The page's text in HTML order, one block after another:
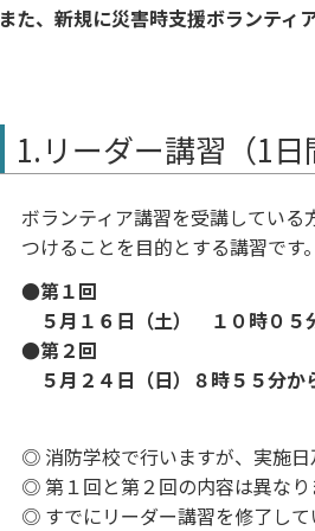
また、新規に災害時支援ボランティ
1.リーダー講習（1
ボランティア講習を受講してい
つけることを目的とする講習です
●第１回
５月１６日（土） １０時０５
●第２回
５月２４日（日）８時５５分か
◎ 消防学校で行いますが、実施
◎ 第１回と第２回の内容は異な
◎ すでにリーダー講習を修了し